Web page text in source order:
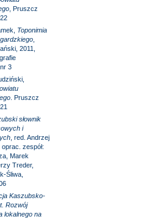
, Pruszcz
Toponimia
,
2011,
3
. Pruszcz
słownik
i
, red. Andrzej
zespół:
Marek
Treder,
Śliwa,
Kaszubsko-
Rozwój
lokalnego na